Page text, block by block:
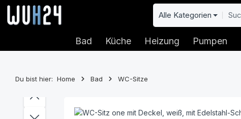
Hauptinhalt springen
Zur Suche springen
Zur Hauptnavigation springen Alle Kategorien
Bad Küche Heizung Pumpen
Du bist hier: Home Bad WC-Sitze
Bildergalerie überspringen